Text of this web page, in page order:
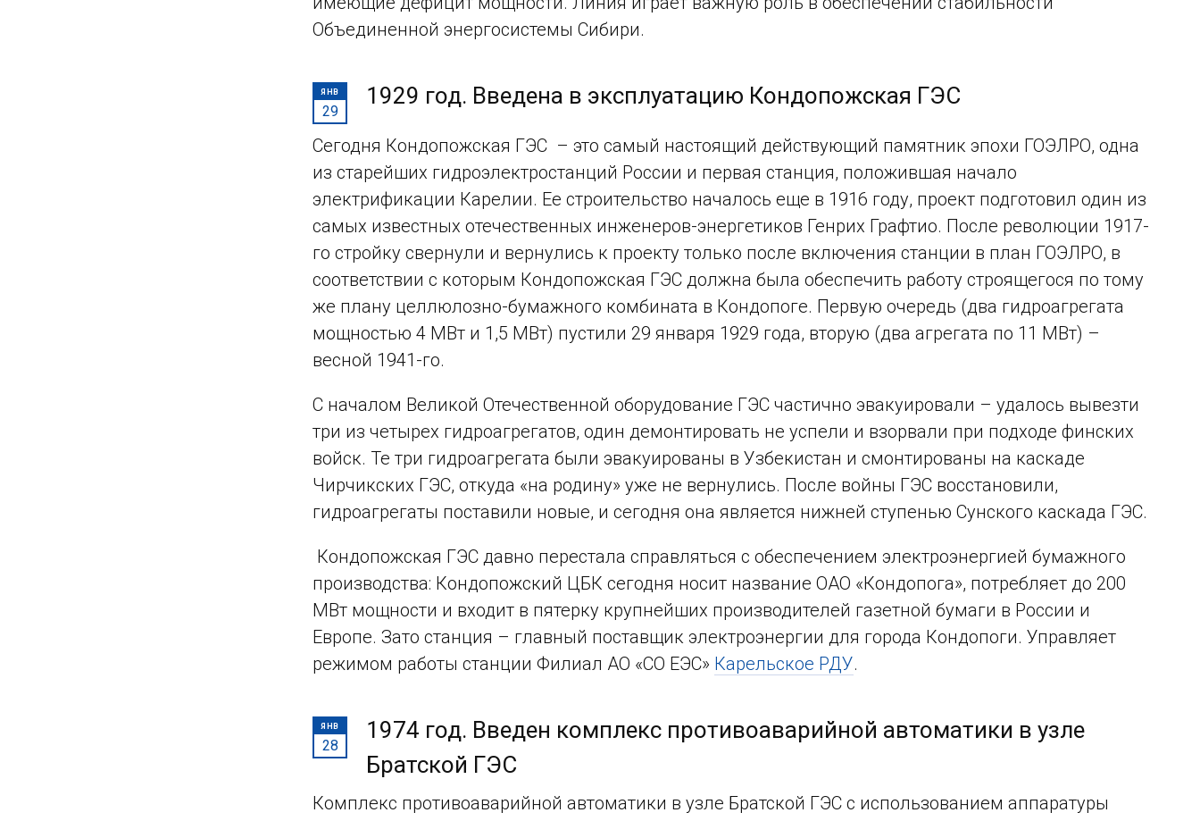
Объединенной энергосистемы Сибири.
ЯНВ
29
1929 год. Введена в эксплуатацию Кондопожская ГЭС
Сегодня Кондопожская ГЭС – это самый настоящий действующий памятник эпохи ГОЭЛРО, одна
из старейших гидроэлектростанций России и первая станция, положившая начало
электрификации Карелии. Ее строительство началось еще в 1916 году, проект подготовил один из
самых известных отечественных инженеров-энергетиков Генрих Графтио. После революции 1917-
го стройку свернули и вернулись к проекту только после включения станции в план ГОЭЛРО, в
соответствии с которым Кондопожская ГЭС должна была обеспечить работу строящегося по тому
же плану целлюлозно-бумажного комбината в Кондопоге. Первую очередь (два гидроагрегата
мощностью 4 МВт и 1,5 МВт) пустили 29 января 1929 года, вторую (два агрегата по 11 МВт) –
весной 1941-го.
С началом Великой Отечественной оборудование ГЭС частично эвакуировали – удалось вывезти
три из четырех гидроагрегатов, один демонтировать не успели и взорвали при подходе финских
войск. Те три гидроагрегата были эвакуированы в Узбекистан и смонтированы на каскаде
Чирчикских ГЭС, откуда «на родину» уже не вернулись. После войны ГЭС восстановили,
гидроагрегаты поставили новые, и сегодня она является нижней ступенью Сунского каскада ГЭС.
Кондопожская ГЭС давно перестала справляться с обеспечением электроэнергией бумажного
производства: Кондопожский ЦБК сегодня носит название ОАО «Кондопога», потребляет до 200
МВт мощности и входит в пятерку крупнейших производителей газетной бумаги в России и
Европе. Зато станция – главный поставщик электроэнергии для города Кондопоги. Управляет
режимом работы станции Филиал АО «СО ЕЭС» Карельское РДУ.
ЯНВ
28
1974 год. Введен комплекс противоаварийной автоматики в узле
Братской ГЭС
Комплекс противоаварийной автоматики в узле Братской ГЭС с использованием аппаратуры